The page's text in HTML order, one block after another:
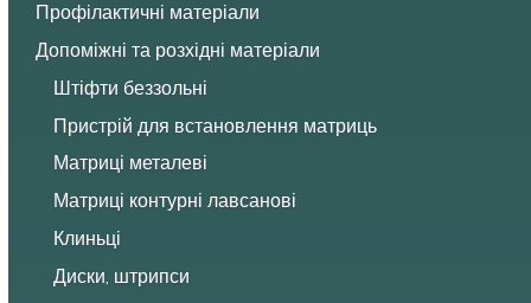
Профілактичні матеріали
Допоміжні та розхідні матеріали
Штіфти беззольні
Пристрій для встановлення матриць
Матриці металеві
Матриці контурні лавсанові
Клиньці
Диски, штрипси